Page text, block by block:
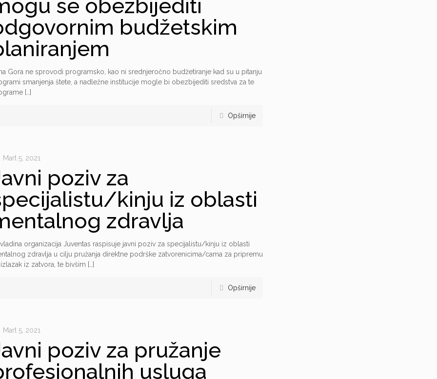
se obezbijediti
budžetskim
Gora ne sprovodi programsko, kao ni srednjeročno budžetiranje kad su u pitanju
smanjenja štete, a nadležne institucije mogle bi obezbijediti sredstva za te
[…]
Opširnije
Mart 5, 2021
poziv za
kinju iz oblasti
zdravlja
organizacija Juventas raspisuje javni poziv za specijalistu/kinju iz oblasti
zdravlja u cilju pružanja direktne podrške zatvorenicima/cama za pripremu
iz zatvora, te bivšim […]
Opširnije
Mart 5, 2021
poziv za pružanje
usluga